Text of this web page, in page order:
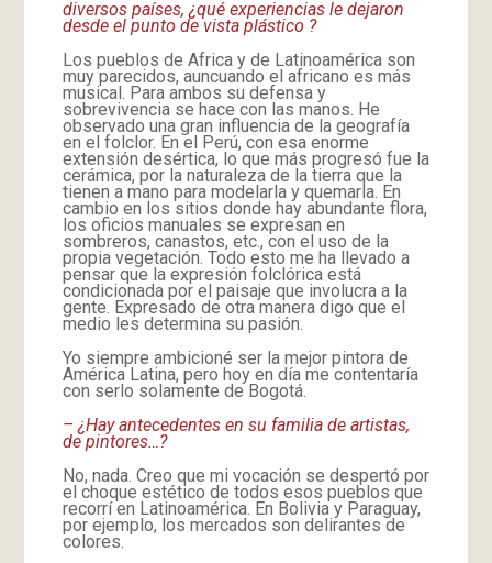
diversos países, ¿qué experiencias le dejaron
desde el punto de vista plástico ?
Los pueblos de Africa y de Latinoamérica son
muy parecidos, auncuando el africano es más
musical. Para ambos su defensa y
sobrevivencia se hace con las manos. He
observado una gran influencia de la geografía
en el folclor. En el Perú, con esa enorme
extensión desértica, lo que más progresó fue la
cerámica, por la naturaleza de la tierra que la
tienen a mano para modelarla y quemarla. En
cambio en los sitios donde hay abundante flora,
los oficios manuales se expresan en
sombreros, canastos, etc., con el uso de la
propia vegetación. Todo esto me ha llevado a
pensar que la expresión folclórica está
condicionada por el paisaje que involucra a la
gente. Expresado de otra manera digo que el
medio les determina su pasión.
Yo siempre ambicioné ser la mejor pintora de
América Latina, pero hoy en día me contentaría
con serlo solamente de Bogotá.
– ¿Hay antecedentes en su familia de artistas,
de pintores…?
No, nada. Creo que mi vocación se despertó por
el choque estético de todos esos pueblos que
recorrí en Latinoamérica. En Bolivia y Paraguay,
por ejemplo, los mercados son delirantes de
colores.